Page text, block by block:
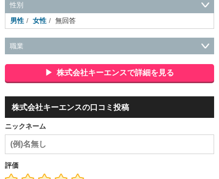
性別
男性
女性 無回答
職業
広告・マスコミ
接客・小売・流通・外食・食
品
アミューズメント・エンターテイメント・ゲーム関連
美
ダル・葬祭
メディア職
クリエイティブ・デザイン・映像・
音響
芸能・イベント・コンパニオン
ム開発・SE・インフラ）
導体・制御）
警備・交通・建築・土木技術職
医療・福祉・
介護
その他
ス
士業・コンサルティング 金融・商社
不動産・保険・サ
ービス
専業主婦（夫）
営業
株式会社キーエンスで詳細を見る
株式会社キーエンスの口コミ投稿
ニックネーム
評価